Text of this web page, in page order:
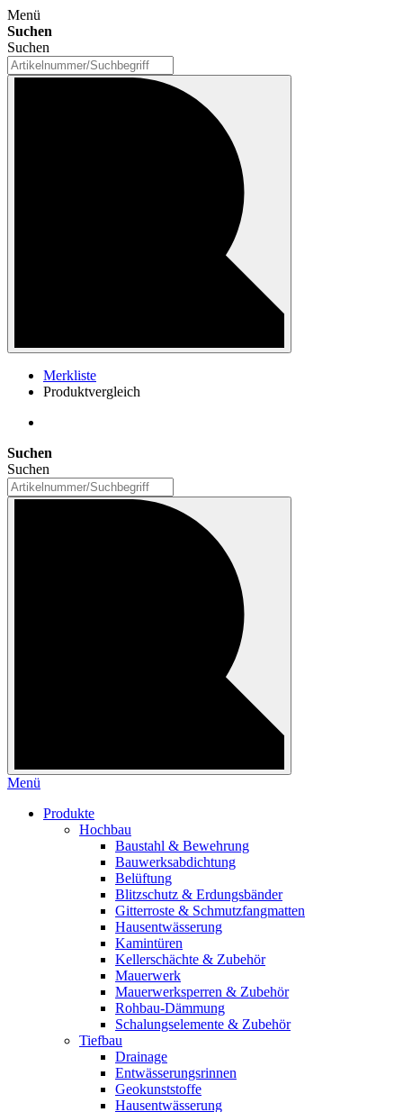
Menü
Suchen
Suchen
Merkliste
Produktvergleich
Suchen
Suchen
Menü
Produkte
Hochbau
Baustahl & Bewehrung
Bauwerksabdichtung
Belüftung
Blitzschutz & Erdungsbänder
Gitterroste & Schmutzfangmatten
Hausentwässerung
Kamintüren
Kellerschächte & Zubehör
Mauerwerk
Mauerwerksperren & Zubehör
Rohbau-Dämmung
Schalungselemente & Zubehör
Tiefbau
Drainage
Entwässerungsrinnen
Geokunststoffe
Hausentwässerung